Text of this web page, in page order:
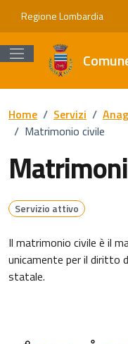
Vai ai contenuti
Vai al footer
Regione Lombardia
Home / Servizi /
/ Matrimonio civile
Servizio attivo
Il matrimonio civile è il
unicamente per il diritto
statale.